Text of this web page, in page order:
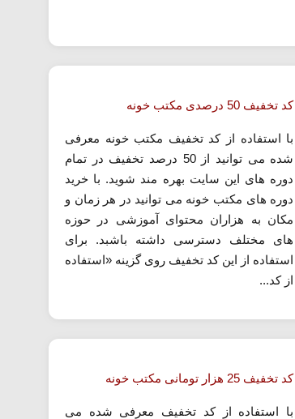
کد تخفیف 50 درصدی مکتب خونه
با استفاده از کد تخفیف مکتب خونه معرفی
شده می توانید از 50 درصد تخفیف در تمام
دوره های این سایت بهره مند شوید. با خرید
دوره های مکتب خونه می توانید در هر زمان و
مکان به هزاران محتوای آموزشی در حوزه
های مختلف دسترسی داشته باشبد. برای
استفاده از این کد تخفیف روی گزینه «استفاده
از کد...
کد تخفیف 25 هزار تومانی مکتب خونه
با استفاده از کد تخفیف معرفی شده می